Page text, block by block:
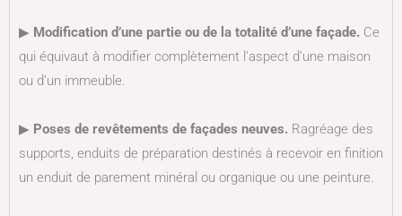
▶ Modification d’une partie ou de la totalité d’une façade. Ce
qui équivaut à modifier complètement l’aspect d’une maison
ou d’un immeuble.
▶ Poses de revêtements de façades neuves. Ragréage des
supports, enduits de préparation destinés à recevoir en finition
un enduit de parement minéral ou organique ou une peinture.